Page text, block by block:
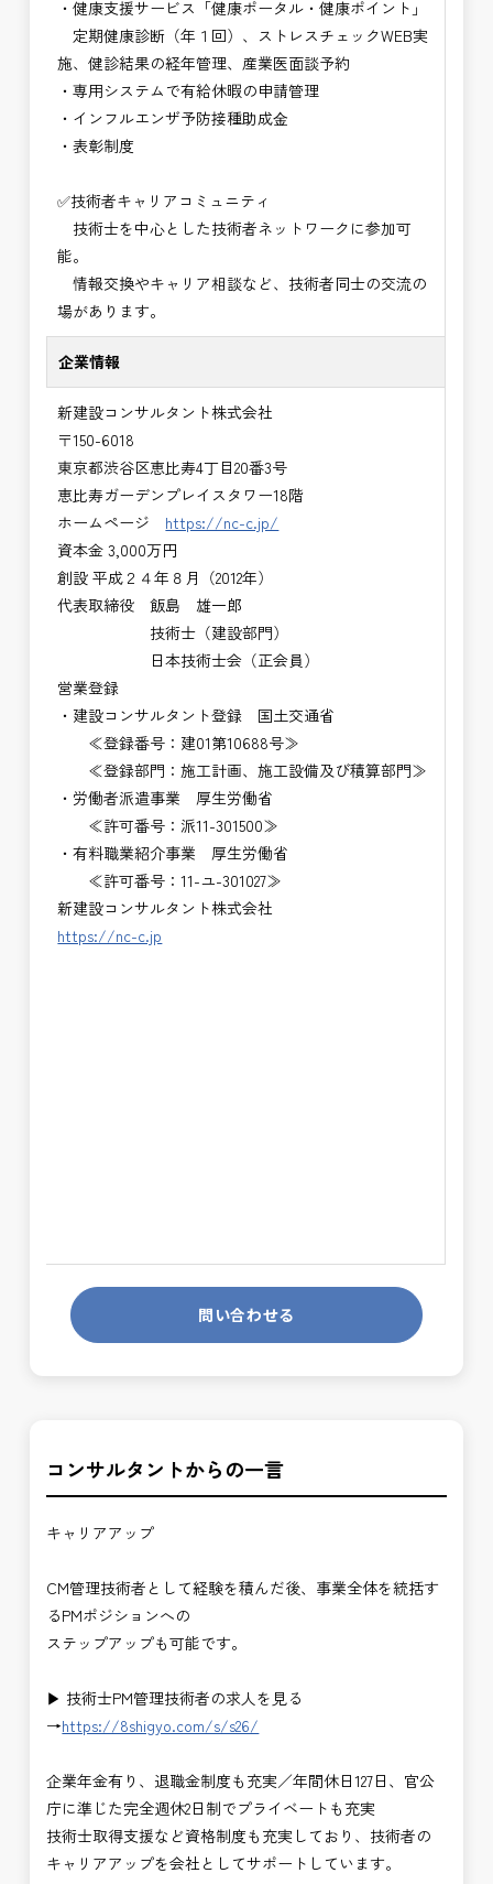
・健康支援サービス「健康ポータル・健康ポイント」
定期健康診断（年１回）、ストレスチェックWEB実
施、健診結果の経年管理、産業医面談予約
・専用システムで有給休暇の申請管理
・インフルエンザ予防接種助成⾦
・表彰制度
✅技術者キャリアコミュニティ
技術士を中心とした技術者ネットワークに参加可
能。
情報交換やキャリア相談など、技術者同士の交流の
場があります。
企業情報
新建設コンサルタント株式会社
〒150-6018
東京都渋谷区恵比寿4丁目20番3号
恵比寿ガーデンプレイスタワー18階
ホームページ https://nc-c.jp/
資本金 3,000万円
創設 平成２４年８月（2012年）
代表取締役 飯島 雄一郎
技術士（建設部門）
日本技術士会（正会員）
営業登録
・建設コンサルタント登録 国土交通省
≪登録番号：建01第10688号≫
≪登録部門：施工計画、施工設備及び積算部門≫
・労働者派遣事業 厚生労働省
≪許可番号：派11-301500≫
・有料職業紹介事業 厚生労働省
≪許可番号：11-ユ-301027≫
新建設コンサルタント株式会社
https://nc-c.jp
問い合わせる
コンサルタントからの一言
キャリアアップ
CM管理技術者として経験を積んだ後、事業全体を統括す
るPMポジションへの
ステップアップも可能です。
▶ 技術士PM管理技術者の求人を見る
→https://8shigyo.com/s/s26/
企業年金有り、退職金制度も充実／年間休日127日、官公
庁に準じた完全週休2日制でプライベートも充実
技術士取得支援など資格制度も充実しており、技術者の
キャリアアップを会社としてサポートしています。